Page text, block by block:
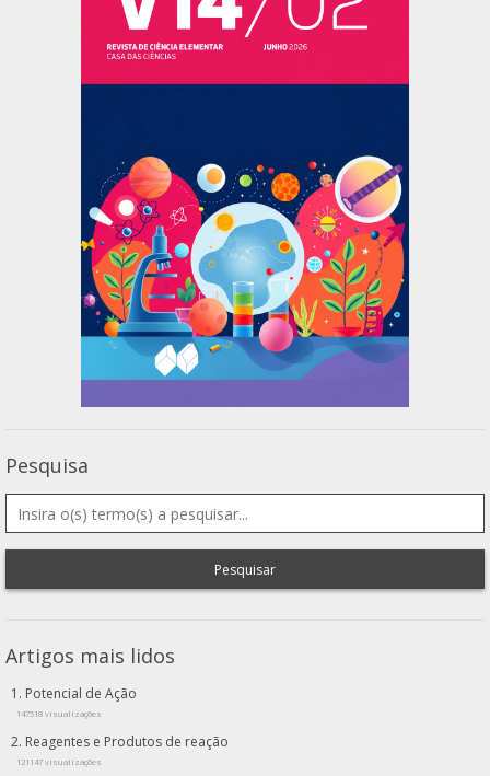
Pesquisa
Pesquisar
Artigos mais lidos
Potencial de Ação
147518 visualizações
Reagentes e Produtos de reação
121147 visualizações